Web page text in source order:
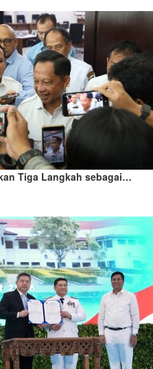
Tiga Langkah sebagai…